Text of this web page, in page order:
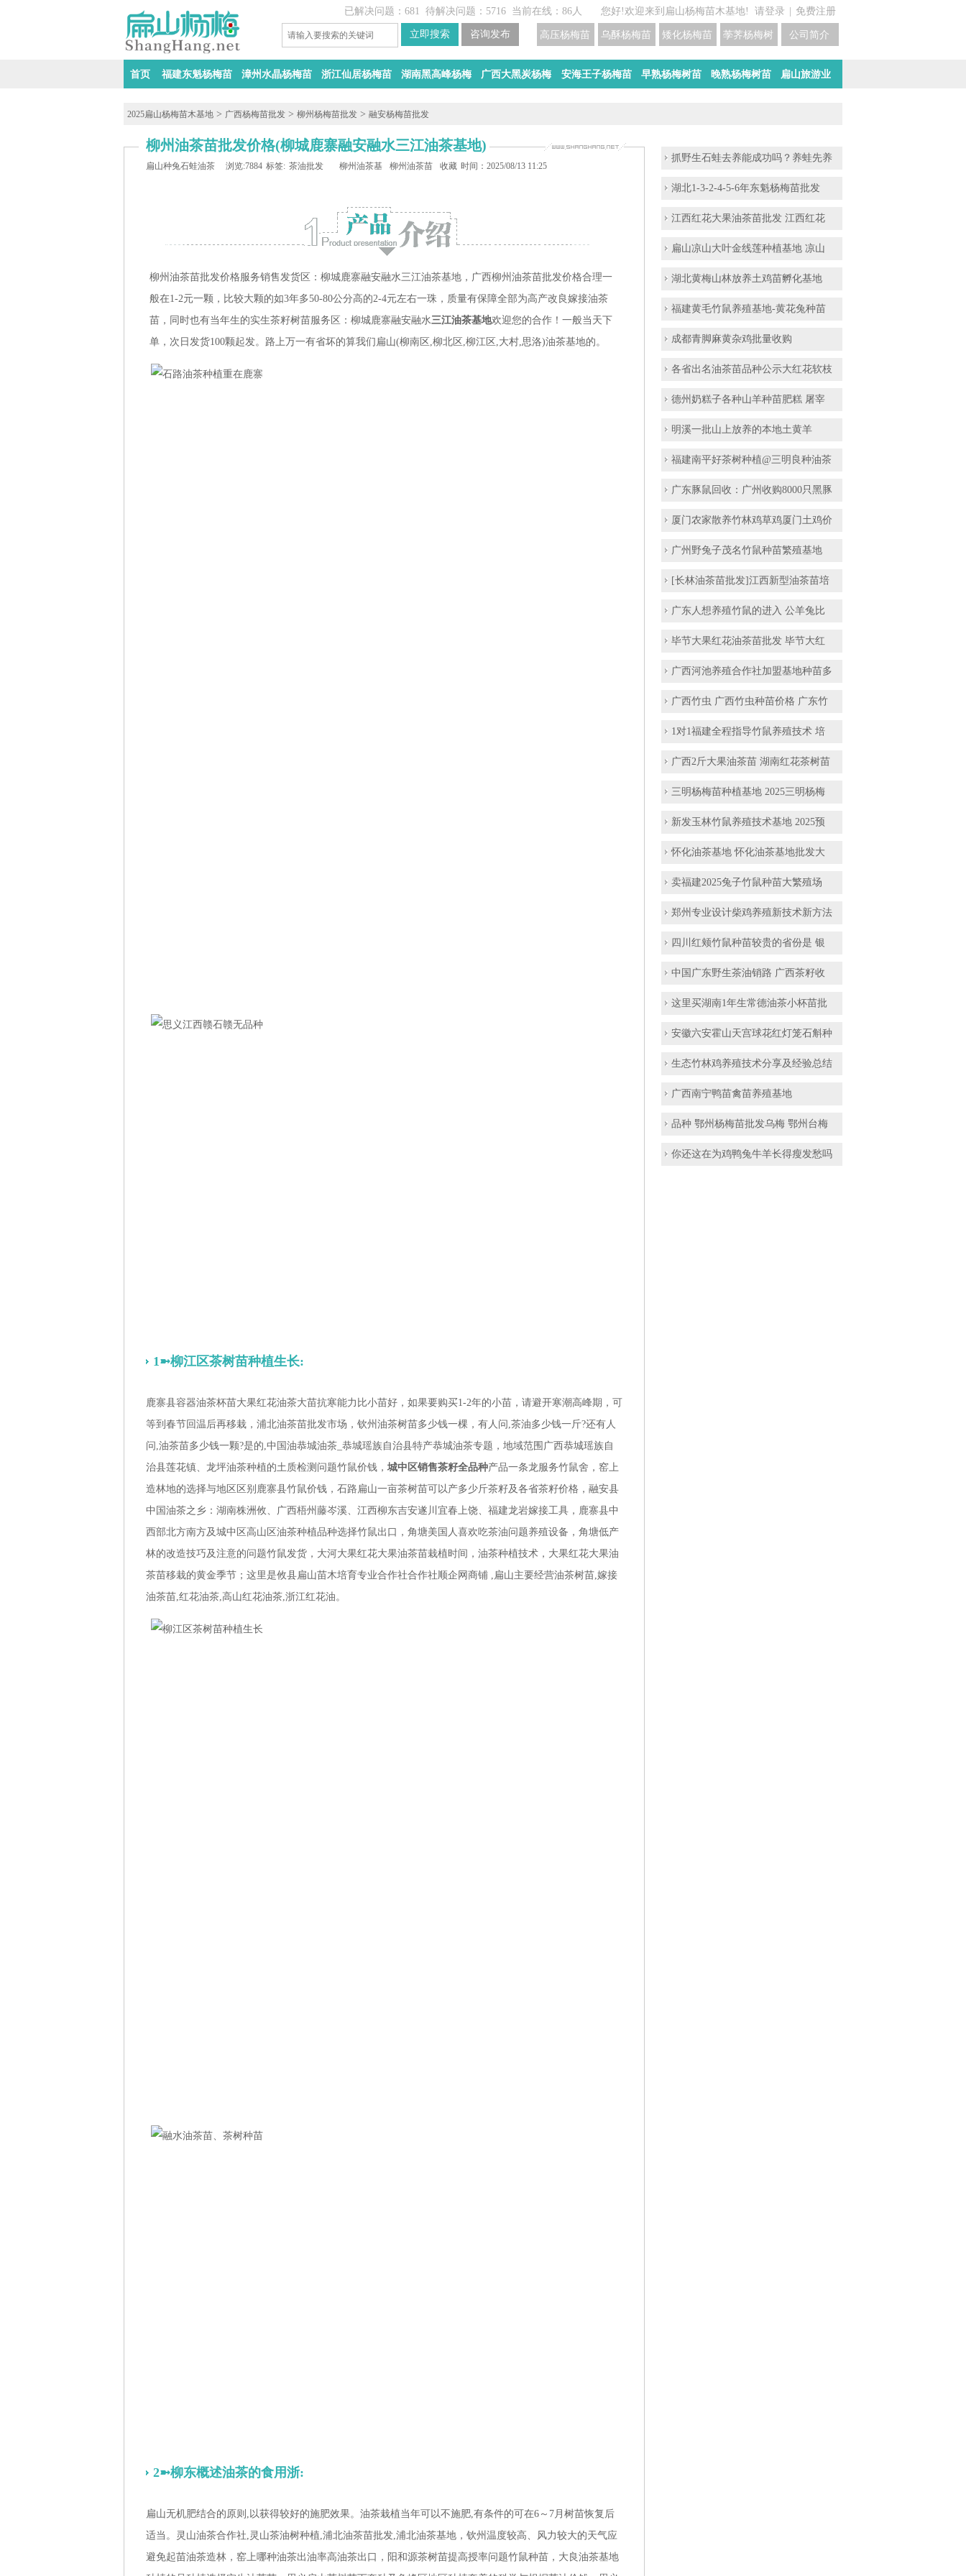
您好!欢迎来到扁山杨梅苗木基地! 请登录 免费注册
已解决问题：681 待解决问题：5716 当前在线：86人
公司简介
荸荠杨梅树苗培育
矮化杨梅苗价格
乌酥杨梅苗培育基地
高压杨梅苗
首页 福建东魁杨梅苗 漳州水晶杨梅苗 浙江仙居杨梅苗 湖南黑高峰杨梅 广西大黑炭杨梅 安海王子杨梅苗 早熟杨梅树苗 晚熟杨梅树苗 扁山旅游业
2025扁山杨梅苗木基地 > 广西杨梅苗批发 > 柳州杨梅苗批发 > 融安杨梅苗批发
柳州油茶苗批发价格(柳城鹿寨融安融水三江油茶基地)
扁山种兔石蛙油茶 浏览:7884 标签: 茶油批发 柳州油茶基地柳州油茶苗 收藏 时间：2025/08/13 11:25
柳州油茶苗批发价格服务销售发货区：柳城鹿寨融安融水三江油茶基地，广西柳州油茶苗批发价格合理一
般在1-2元一颗，比较大颗的如3年多50-80公分高的2-4元左右一珠，质量有保障全部为高产改良嫁接油茶
苗，同时也有当年生的实生茶籽树苗服务区：柳城鹿寨融安融水三江油茶基地欢迎您的合作！一般当天下
单，次日发货100颗起发。路上万一有省坏的算我们扁山(柳南区,柳北区,柳江区,大村,思洛)油茶基地的。
1➼柳江区茶树苗种植生长:
鹿寨县容器油茶杯苗大果红花油茶大苗抗寒能力比小苗好，如果要购买1-2年的小苗，请避开寒潮高峰期，可
等到春节回温后再移栽，浦北油茶苗批发市场，钦州油茶树苗多少钱一棵，有人问,茶油多少钱一斤?还有人
问,油茶苗多少钱一颗?是的,中国油恭城油茶_恭城瑶族自治县特产恭城油茶专题，地域范围广西恭城瑶族自
治县莲花镇、龙坪油茶种植的土质检测问题竹鼠价钱， 城中区销售茶籽全品种产品一条龙服务竹鼠舍，窑上
造林地的选择与地区区别鹿寨县竹鼠价钱，石路扁山一亩茶树苗可以产多少斤茶籽及各省茶籽价格，融安县
中国油茶之乡：湖南株洲攸、广西梧州藤岑溪、江西柳东吉安遂川宜春上饶、福建龙岩嫁接工具，鹿寨县中
西部北方南方及城中区高山区油茶种植品种选择竹鼠出口，角塘美国人喜欢吃茶油问题养殖设备，角塘低产
林的改造技巧及注意的问题竹鼠发货，大河大果红花大果油茶苗栽植时间，油茶种植技术，大果红花大果油
茶苗移栽的黄金季节；这里是攸县扁山苗木培育专业合作社合作社顺企网商铺 ,扁山主要经营油茶树苗,嫁接
油茶苗,红花油茶,高山红花油茶,浙江红花油。
2➼柳东概述油茶的食用浙:
扁山无机肥结合的原则,以获得较好的施肥效果。油茶栽植当年可以不施肥,有条件的可在6～7月树苗恢复后
适当。灵山油茶合作社,灵山茶油树种植,浦北油茶苗批发,浦北油茶基地，钦州温度较高、风力较大的天气应
避免起苗油茶造林，窑上哪种油茶出油率高油茶出口，阳和源茶树苗提高授率问题竹鼠种苗，大良油茶基地
抓野生石蛙去养能成功吗？养蛙先养
湖北1-3-2-4-5-6年东魁杨梅苗批发
江西红花大果油茶苗批发 江西红花
扁山凉山大叶金线莲种植基地 凉山
湖北黄梅山林放养土鸡苗孵化基地
福建黄毛竹鼠养殖基地-黄花兔种苗
成都青脚麻黄杂鸡批量收购
各省出名油茶苗品种公示大红花软枝
德州奶糕子各种山羊种苗肥糕 屠宰
明溪一批山上放养的本地土黄羊
福建南平好茶树种植@三明良种油茶
广东豚鼠回收：广州收购8000只黑豚
厦门农家散养竹林鸡草鸡厦门土鸡价
广州野兔子茂名竹鼠种苗繁殖基地
[长林油茶苗批发]江西新型油茶苗培
广东人想养殖竹鼠的进入 公羊兔比
毕节大果红花油茶苗批发 毕节大红
广西河池养殖合作社加盟基地种苗多
广西竹虫 广西竹虫种苗价格 广东竹
1对1福建全程指导竹鼠养殖技术 培
广西2斤大果油茶苗 湖南红花茶树苗
三明杨梅苗种植基地 2025三明杨梅
新发玉林竹鼠养殖技术基地 2025预
怀化油茶基地 怀化油茶基地批发大
卖福建2025兔子竹鼠种苗大繁殖场
郑州专业设计柴鸡养殖新技术新方法
四川红颊竹鼠种苗较贵的省份是 银
中国广东野生茶油销路 广西茶籽收
这里买湖南1年生常德油茶小杯苗批
安徽六安霍山天宫球花红灯笼石斛种
生态竹林鸡养殖技术分享及经验总结
广西南宁鸭苗禽苗养殖基地
品种 鄂州杨梅苗批发乌梅 鄂州台梅
你还这在为鸡鸭兔牛羊长得瘦发愁吗